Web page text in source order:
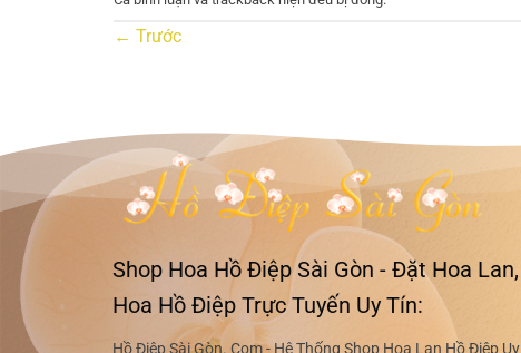
← Trước
Shop Hoa Hồ Điệp Sài Gòn - Đặt Hoa Lan,
Hoa Hồ Điệp Trực Tuyến Uy Tín: